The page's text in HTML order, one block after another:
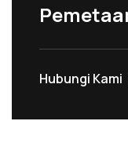
Hubungi Kami